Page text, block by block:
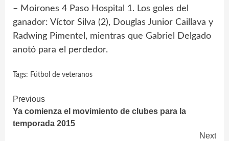
– Moirones 4 Paso Hospital 1. Los goles del
ganador: Víctor Silva (2), Douglas Junior Caillava y
Radwing Pimentel, mientras que Gabriel Delgado
anotó para el perdedor.
Tags: Fútbol de veteranos
Continue
Reading
Previous
Ya comienza el movimiento de clubes para la
temporada 2015
Next